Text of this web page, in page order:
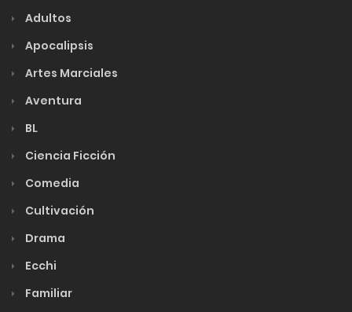
Adultos
Apocalipsis
Artes Marciales
Aventura
BL
Ciencia Ficción
Comedia
Cultivación
Drama
Ecchi
Familiar